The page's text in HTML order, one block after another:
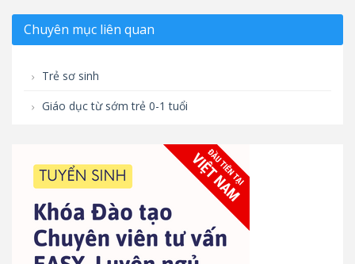
Chuyên mục liên quan
Trẻ sơ sinh
Giáo dục từ sớm trẻ 0-1 tuổi